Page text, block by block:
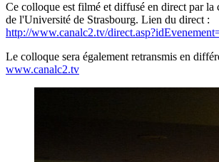
Ce colloque est filmé et diffusé en direct par la
de l'Université de Strasbourg. Lien du direct :
http://www.canalc2.tv/
Le colloque sera également retransmis en
www.canalc2.tv